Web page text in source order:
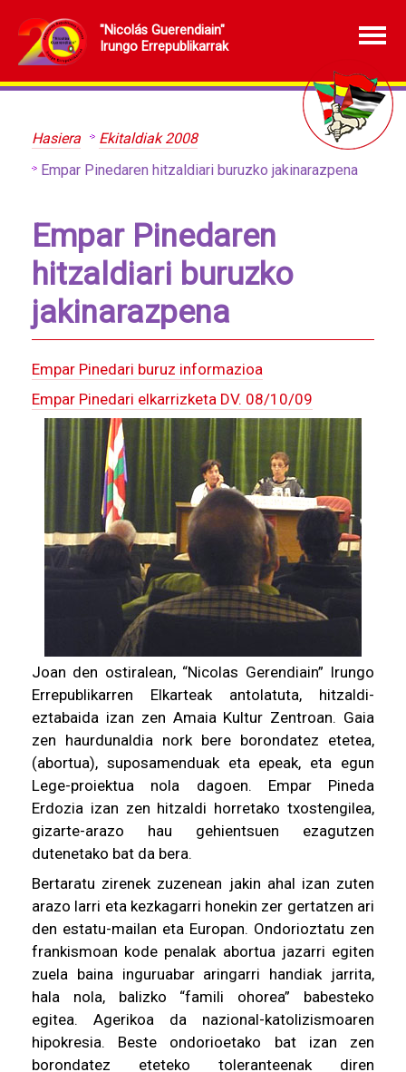
"Nicolás Guerendiain"
Irungo Errepublikarrak
Hasiera
Ekitaldiak 2008
Empar Pinedaren hitzaldiari buruzko jakinarazpena
Empar Pinedaren
hitzaldiari buruzko
jakinarazpena
Empar Pinedari buruz informazioa
Empar Pinedari elkarrizketa DV. 08/10/09
Joan den ostiralean, “Nicolas Gerendiain” Irungo
Errepublikarren Elkarteak antolatuta, hitzaldi-
eztabaida izan zen Amaia Kultur Zentroan. Gaia
zen haurdunaldia nork bere borondatez etetea,
(abortua), suposamenduak eta epeak, eta egun
Lege-proiektua nola dagoen. Empar Pineda
Erdozia izan zen hitzaldi horretako txostengilea,
gizarte-arazo hau gehientsuen ezagutzen
dutenetako bat da bera.
Bertaratu zirenek zuzenean jakin ahal izan zuten
arazo larri eta kezkagarri honekin zer gertatzen ari
den estatu-mailan eta Europan. Ondorioztatu zen
frankismoan kode penalak abortua jazarri egiten
zuela baina inguruabar aringarri handiak jarrita,
hala nola, balizko “famili ohorea” babesteko
egitea. Agerikoa da nazional-katolizismoaren
hipokresia. Beste ondorioetako bat izan zen
borondatez eteteko toleranteenak diren